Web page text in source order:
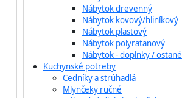
Nábytok drevenný
Nábytok kovový/hliníkový
Nábytok plastový
Nábytok polyratanový
Nábytok - doplnky / ostané
Kuchynské potreby
Cedníky a strúhadlá
Mlynčeky ručné